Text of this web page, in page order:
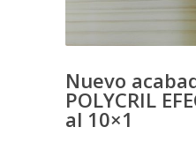
Nuevo
POLYCRIL
al 10×1